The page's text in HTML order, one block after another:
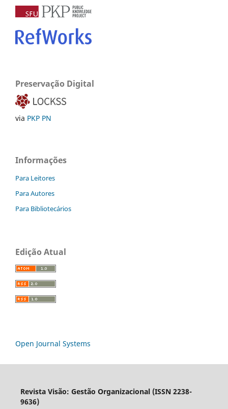
Preservação Digital
via PKP PN
Informações
Para Leitores
Para Autores
Para Bibliotecários
Edição Atual
Open Journal Systems
Revista Visão: Gestão Organizacional (ISSN 2238-
9636)